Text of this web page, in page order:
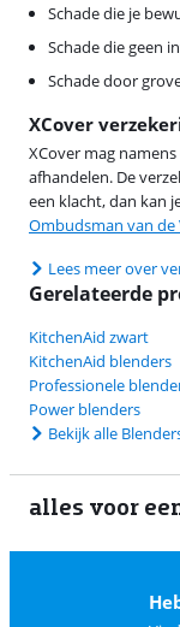
Schade die je
Schade die geen
Schade door
XCover
XCover mag
afhandelen. De
een klacht, dan kan
Ombudsman van de
Lees meer over
Gerelateerde
KitchenAid zwart
KitchenAid blenders
Professionele
Power blenders
Bekijk alle
alles voor